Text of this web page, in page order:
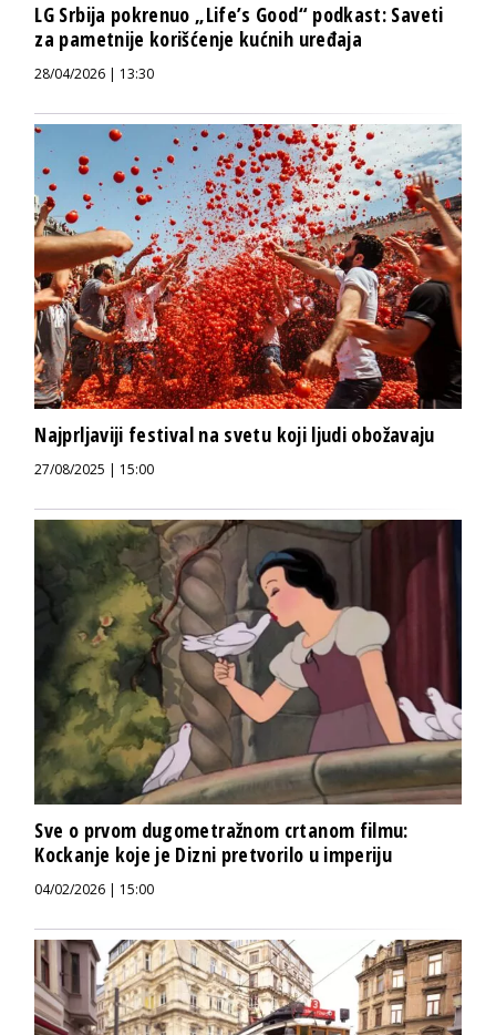
LG Srbija pokrenuo „Life’s Good“ podkast: Saveti
za pametnije korišćenje kućnih uređaja
28/04/2026 | 13:30
Najprljaviji festival na svetu koji ljudi obožavaju
27/08/2025 | 15:00
Sve o prvom dugometražnom crtanom filmu:
Kockanje koje je Dizni pretvorilo u imperiju
04/02/2026 | 15:00